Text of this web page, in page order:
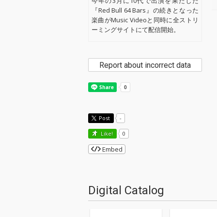
『Red Bull 64 Bars』の続きとなった
楽曲がMusic Videoと同時に全ストリ
ーミングサイトにて配信開始。
Report about incorrect data
Post -
Like! 0
Embed
Digital Catalog